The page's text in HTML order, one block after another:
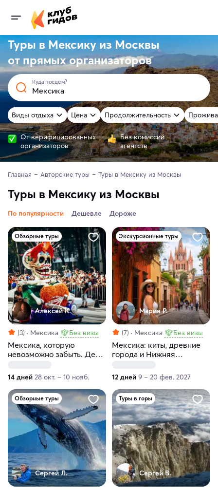
Туры в Мексику из Москвы
отпрямыхорганизаторов
Куда поедем?
Виды отдыха Цена Продолжительность
От верифицированных
организаторов
Без комиссий
агентств
Главная Авторские туры Туры в Мексику из Москвы
Туры в Мексику из Москвы
По популярности Дешевле Дороже
Обзорные туры
Алексей К.
(3) Мексика Без визы
Мексика, которую
невозможно забыть. День
14 дней 28 окт. – 10 нояб.
Экскурсионные туры
Мария Р.
(7) Мексика Без визы
Мексика: киты, древние
города и Нижняя
12 дней 9 – 20 фев. 2027
Обзорные туры
Сергей Л.
Туры в горы
Сергей В.